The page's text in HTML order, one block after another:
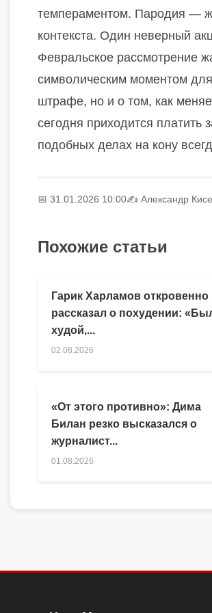
темпераментом. Пародия —
контекста. Один неверный
Февральское рассмотрение
символическим моментом для
штрафе, но и о том, как
сегодня приходится
подобных делах на кону
📅 31.01.2026 10:00✍️ Александр
Похожие статьи
Гарик Харламов откровенно
рассказал о похудении:
худой,...
02.08.2026
«От этого противно»: Дима
Билан резко высказался о
журналист...
01.08.2026